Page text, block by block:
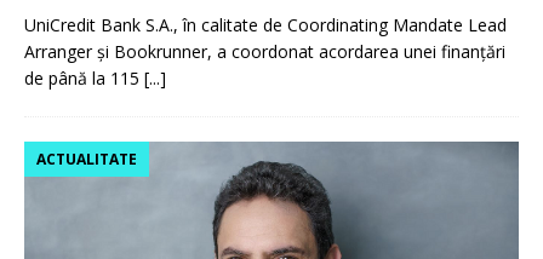
UniCredit Bank S.A., în calitate de Coordinating Mandate Lead
Arranger și Bookrunner, a coordonat acordarea unei finanțări
de până la 115 [...]
ACTUALITATE